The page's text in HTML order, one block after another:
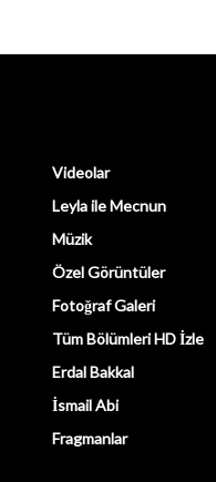
Videolar
Leyla ile Mecnun
Müzik
Özel Görüntüler
Fotoğraf Galeri
Tüm Bölümleri HD İzle
Erdal Bakkal
İsmail Abi
Fragmanlar